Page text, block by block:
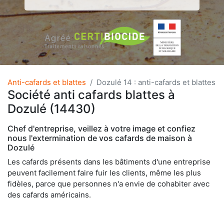
Anti-cafards et blattes Dozulé 14 : anti-cafards et blattes
Société anti cafards blattes à
Dozulé (14430)
Chef d'entreprise, veillez à votre image et confiez
nous l'extermination de vos cafards de maison à
Dozulé
Les cafards présents dans les bâtiments d'une entreprise
peuvent facilement faire fuir les clients, même les plus
fidèles, parce que personnes n'a envie de cohabiter avec
des cafards américains.